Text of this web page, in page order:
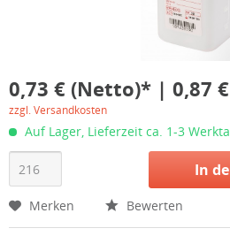
0,73 € (Netto)* | 0,87
zzgl. Versandkosten
Auf Lager, Lieferzeit ca. 1-3
In
Merken Bewerten